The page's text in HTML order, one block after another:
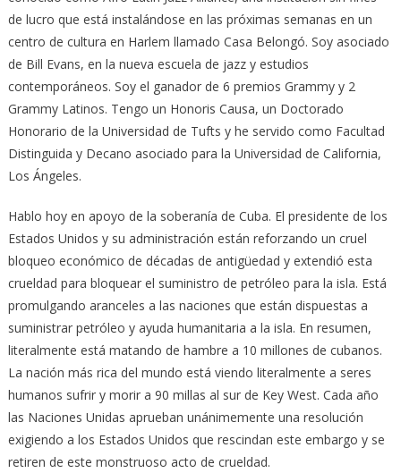
de lucro que está instalándose en las próximas semanas en un
centro de cultura en Harlem llamado Casa Belongó. Soy asociado
de Bill Evans, en la nueva escuela de jazz y estudios
contemporáneos. Soy el ganador de 6 premios Grammy y 2
Grammy Latinos. Tengo un Honoris Causa, un Doctorado
Honorario de la Universidad de Tufts y he servido como Facultad
Distinguida y Decano asociado para la Universidad de California,
Los Ángeles.
Hablo hoy en apoyo de la soberanía de Cuba. El presidente de los
Estados Unidos y su administración están reforzando un cruel
bloqueo económico de décadas de antigüedad y extendió esta
crueldad para bloquear el suministro de petróleo para la isla. Está
promulgando aranceles a las naciones que están dispuestas a
suministrar petróleo y ayuda humanitaria a la isla. En resumen,
literalmente está matando de hambre a 10 millones de cubanos.
La nación más rica del mundo está viendo literalmente a seres
humanos sufrir y morir a 90 millas al sur de Key West. Cada año
las Naciones Unidas aprueban unánimemente una resolución
exigiendo a los Estados Unidos que rescindan este embargo y se
retiren de este monstruoso acto de crueldad.